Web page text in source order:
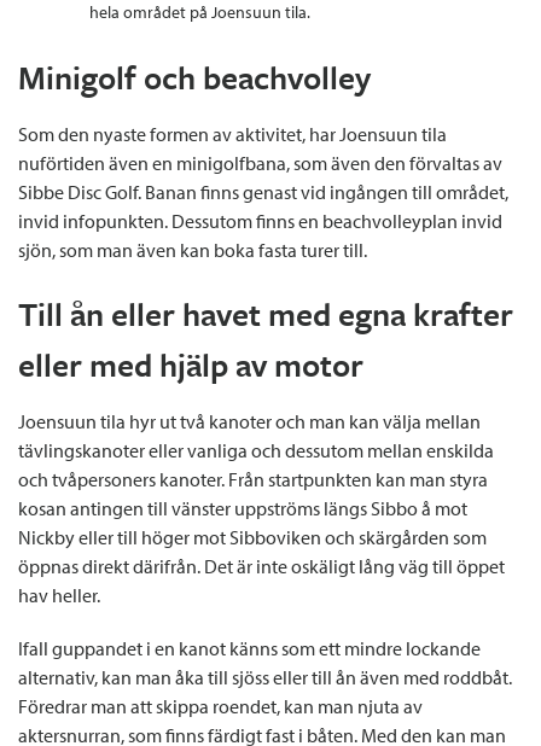
hela området på Joensuun tila.
Minigolf och beachvolley
Som den nyaste formen av aktivitet, har Joensuun tila
nuförtiden även en minigolfbana, som även den förvaltas av
Sibbe Disc Golf. Banan finns genast vid ingången till området,
invid infopunkten. Dessutom finns en beachvolleyplan invid
sjön, som man även kan boka fasta turer till.
Till ån eller havet med egna krafter
eller med hjälp av motor
Joensuun tila hyr ut två kanoter och man kan välja mellan
tävlingskanoter eller vanliga och dessutom mellan enskilda
och tvåpersoners kanoter. Från startpunkten kan man styra
kosan antingen till vänster uppströms längs Sibbo å mot
Nickby eller till höger mot Sibboviken och skärgården som
öppnas direkt därifrån. Det är inte oskäligt lång väg till öppet
hav heller.
Ifall guppandet i en kanot känns som ett mindre lockande
alternativ, kan man åka till sjöss eller till ån även med roddbåt.
Föredrar man att skippa roendet, kan man njuta av
aktersnurran, som finns färdigt fast i båten. Med den kan man